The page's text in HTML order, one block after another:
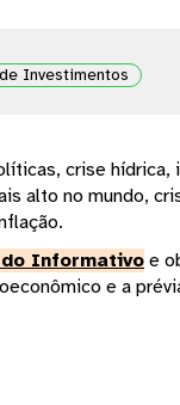
Investimentos
crise hídrica,
alto no mundo,
Informativo e
e a